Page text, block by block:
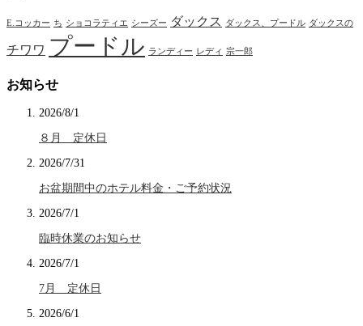
E.コッカー ち ショコラティエ シーズー ダックス ダックス、プードル ダックスの
チワワ プードル ランディー レディ 宗一郎
お知らせ
2026/8/1
８月 定休日
2026/7/31
お盆期間中のホテル料金・ご予約状況
2026/7/1
臨時休業のお知らせ
2026/7/1
7月 定休日
2026/6/1